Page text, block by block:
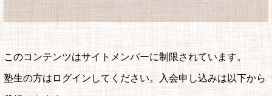
このコンテンツはサイトメンバーに制限されています。
塾生の方はログインしてください。入会申し込みは以下から